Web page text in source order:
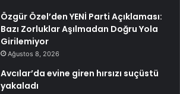
Özgür Özel’den YENİ Parti Açıklaması:
Bazı Zorluklar Aşılmadan Doğru Yola
Girilemiyor
Ağustos 8, 2026
Avcılar’da evine giren hırsızı suçüstü
yakaladı